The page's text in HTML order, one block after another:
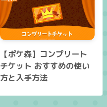
【ポケ森】コンプリート
チケット おすすめの使い
方と入手方法